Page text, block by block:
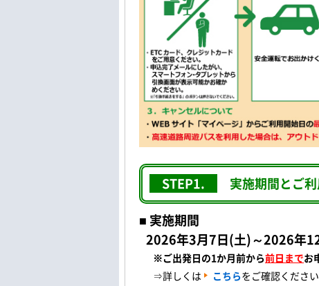
STEP1.
実施期間とご
■ 実施期間
2026年3月7日(土)～2026年
※ご出発日の1か月前から前日 までお
⇒詳しくは
こちらをご確認ください